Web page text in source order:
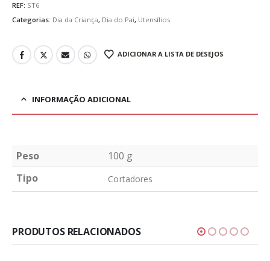
REF: ST6
Categorias: Dia da Criança, Dia do Pai, Utensílios
ADICIONAR A LISTA DE DESEJOS
INFORMAÇÃO ADICIONAL
Peso
100 g
Tipo
Cortadores
PRODUTOS RELACIONADOS